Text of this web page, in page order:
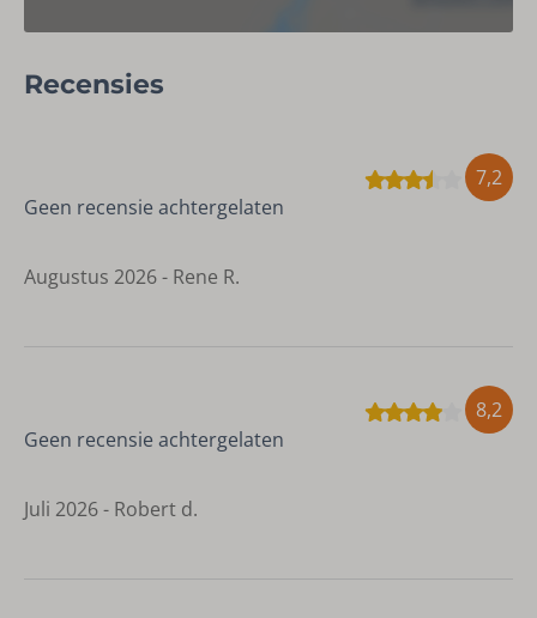
Recensies
7,2
Geen recensie achtergelaten
Augustus 2026 - Rene R.
8,2
Geen recensie achtergelaten
Juli 2026 - Robert d.